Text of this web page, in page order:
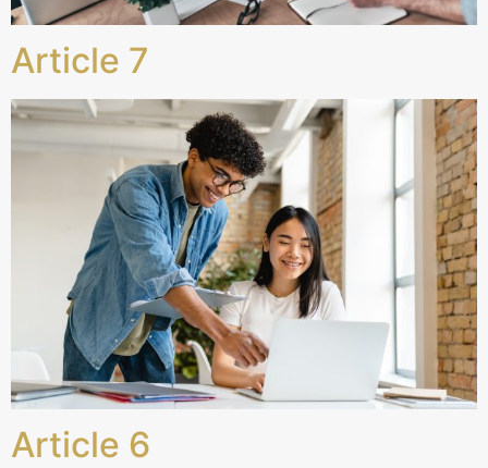
Article 7
Article 6